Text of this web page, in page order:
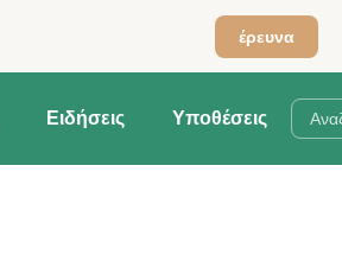
έρευνα
Ειδήσεις Υποθέσεις